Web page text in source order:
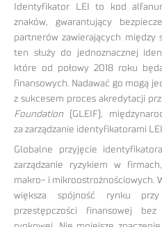
Identyfikator LEI to kod
znaków, gwarantujący
partnerów zawierających między
ten służy do jednoznacznej
które od połowy 2018 roku
finansowych. Nadawać go mogą
z sukcesem proces akredytacji
Foundation(GLEIF),
za zarządzanie identyfikatorami
Globalne przyjęcie
zarządzanie ryzykiem w
makro- i mikroostrożnościowych.
większa spójność rynku przy
przestępczości finansowej